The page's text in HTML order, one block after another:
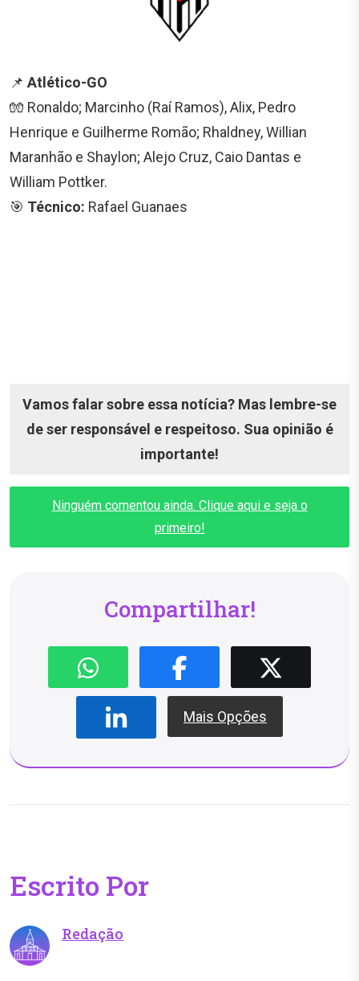
📌 Atlético-GO
🧤 Ronaldo; Marcinho (Raí Ramos), Alix, Pedro
Henrique e Guilherme Romão; Rhaldney, Willian
Maranhão e Shaylon; Alejo Cruz, Caio Dantas e
William Pottker.
🎯 Técnico: Rafael Guanaes
Vamos falar sobre essa notícia? Mas lembre-se
de ser responsável e respeitoso. Sua opinião é
importante!
Ninguém comentou ainda. Clique aqui e seja o
primeiro!
Compartilhar!
Mais Opções
Escrito Por
Redação